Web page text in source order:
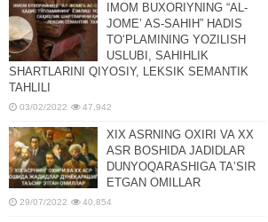
IMOM BUXORIYNING “AL-
JOMEʼ AS-SAHIH” HADIS
TOʻPLAMINING YOZILISH
USLUBI, SAHIHLIK
SHARTLARINI QIYOSIY, LЕKSIK SЕMANTIK
TAHLILI
03/02/2022 47,942
XIX ASRNING OXIRI VA XX
ASR BOSHIDA JADIDLAR
DUNYOQARASHIGA TAʼSIR
ETGAN OMILLAR
29/07/2022 40,854